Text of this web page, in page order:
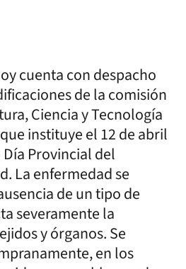
cuenta con despacho
de la comisión
Ciencia y Tecnología
instituye el 12 de abril
Provincial del
La enfermedad se
de un tipo de
severamente la
y órganos. Se
en los